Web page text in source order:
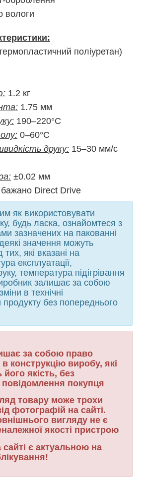
вологи
поліуретан)
1.2 кг
1.75 мм
190–220°C
0–60°C
друку: 15–30 мм/с
±0.02 мм
бажано Direct Drive
як використовувати
будь ласка, ознайомтеся з
зазначених на пакованні
значення можуть
тих, які вказані на
експлуатації,
температура підігрівання
залишає за собою
в технічні
продукту без попереднього
за собою право
конструкцію виробу, які
якість, без
покупця
товару може трохи
фотографій на сайті.
вигляду не є
якості пристрою
є актуальною на